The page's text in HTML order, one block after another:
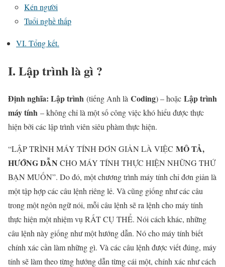
Kén người
Tuổi nghề thấp
VI. Tổng kết.
I. Lập trình là gì ?
Định nghĩa: Lập trình (tiếng Anh là Coding) – hoặc Lập trình
máy tính – không chỉ là một số công việc khó hiểu được thực
hiện bởi các lập trình viên siêu phàm thực hiện.
“LẬP TRÌNH MÁY TÍNH ĐƠN GIẢN LÀ VIỆC MÔ TẢ,
HƯỚNG DẪN CHO MÁY TÍNH THỰC HIỆN NHỮNG THỨ
BẠN MUỐN”. Do đó, một chương trình máy tính chỉ đơn giản là
một tập hợp các câu lệnh riêng lẻ. Và cũng giống như các câu
trong một ngôn ngữ nói, mỗi câu lệnh sẽ ra lệnh cho máy tính
thực hiện một nhiệm vụ RẤT CỤ THỂ. Nói cách khác, những
câu lệnh này giống như một hướng dẫn. Nó cho máy tính biết
chính xác cần làm những gì. Và các câu lệnh được viết đúng, máy
tính sẽ làm theo từng hướng dẫn từng cái một, chính xác như cách